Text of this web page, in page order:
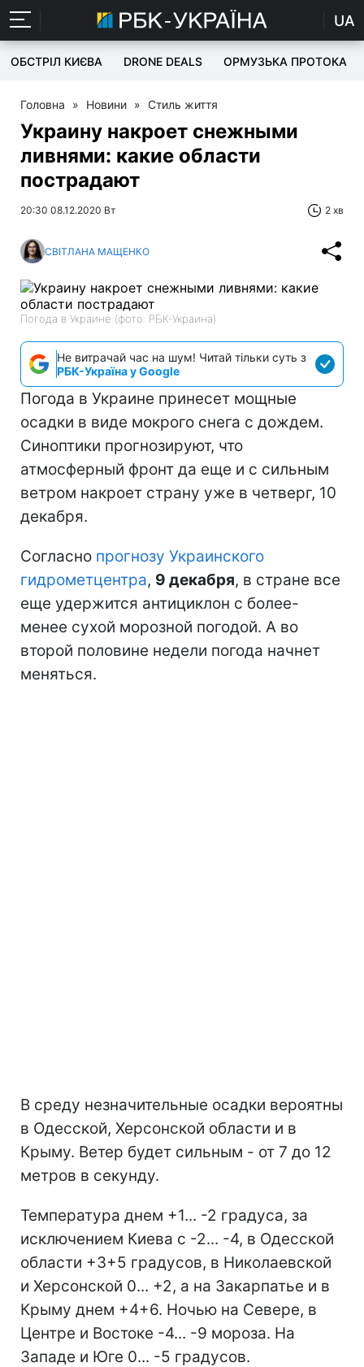
UA
ОБСТРІЛ КИЄВА DRONE DEALS ОРМУЗЬКА ПРОТОКА
Головна » Новини » Стиль життя
Украину накроет снежными
ливнями: какие области
пострадают
20:30 08.12.2020 Вт 2 хв
СВІТЛАНА МАЩЕНКО
Погода в Украине (фото: РБК-Украина)
Не витрачай час на шум! Читай тільки суть з
РБК-Україна у Google
Погода в Украине принесет мощные
осадки в виде мокрого снега с дождем.
Синоптики прогнозируют, что
атмосферный фронт да еще и с сильным
ветром накроет страну уже в четверг, 10
декабря.
Согласно прогнозу Украинского
гидрометцентра, 9 декабря, в стране все
еще удержится антициклон с более-
менее сухой морозной погодой. А во
второй половине недели погода начнет
меняться.
В среду незначительные осадки вероятны
в Одесской, Херсонской области и в
Крыму. Ветер будет сильным - от 7 до 12
метров в секунду.
Температура днем +1... -2 градуса, за
исключением Киева с -2... -4, в Одесской
области +3+5 градусов, в Николаевской
и Херсонской 0... +2, а на Закарпатье и в
Крыму днем +4+6. Ночью на Севере, в
Центре и Востоке -4... -9 мороза. На
Западе и Юге 0... -5 градусов.